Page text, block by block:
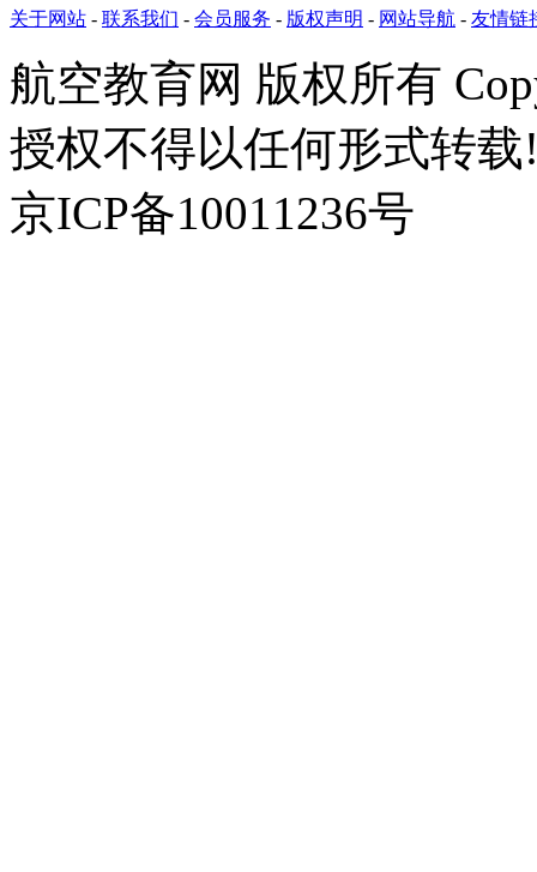
关于网站 - 联系我们 - 会员服务 - 版权声明 - 网站导航 - 友情链
航空教育网 版权所有
授权不得以任何形式转
京ICP备10011236号